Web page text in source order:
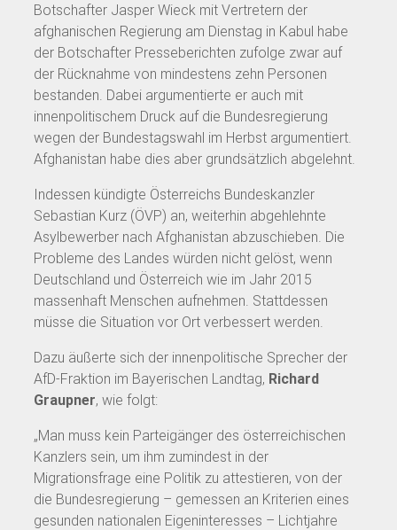
Botschafter Jasper Wieck mit Vertretern der
afghanischen Regierung am Dienstag in Kabul habe
der Botschafter Presseberichten zufolge zwar auf
der Rücknahme von mindestens zehn Personen
bestanden. Dabei argumentierte er auch mit
innenpolitischem Druck auf die Bundesregierung
wegen der Bundestagswahl im Herbst argumentiert.
Afghanistan habe dies aber grundsätzlich abgelehnt.
Indessen kündigte Österreichs Bundeskanzler
Sebastian Kurz (ÖVP) an, weiterhin abgehlehnte
Asylbewerber nach Afghanistan abzuschieben. Die
Probleme des Landes würden nicht gelöst, wenn
Deutschland und Österreich wie im Jahr 2015
massenhaft Menschen aufnehmen. Stattdessen
müsse die Situation vor Ort verbessert werden.
Dazu äußerte sich der innenpolitische Sprecher der
AfD-Fraktion im Bayerischen Landtag, Richard
Graupner, wie folgt:
„Man muss kein Parteigänger des österreichischen
Kanzlers sein, um ihm zumindest in der
Migrationsfrage eine Politik zu attestieren, von der
die Bundesregierung – gemessen an Kriterien eines
gesunden nationalen Eigeninteresses – Lichtjahre